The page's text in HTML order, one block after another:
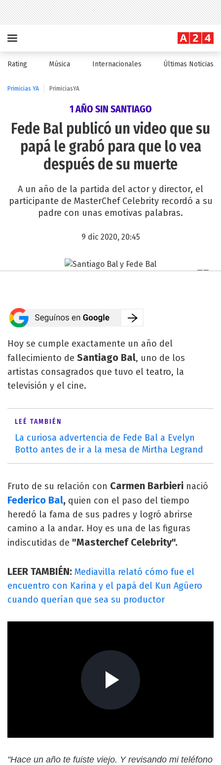
Rating Música Internacionales Últimas Noticias
Primicias YA PrimiciasYA
1 AÑO SIN SANTIAGO
Fede Bal publicó un video que su
papá le grabó para que lo vea
después de su muerte
A un año de la partida del actor y director, el
participante de MasterChef Celebrity recordó a su
padre con unas emotivas palabras.
9 dic 2020, 20:45
Hoy se cumple exactamente un año del
fallecimiento de Santiago Bal, uno de los
artistas consagrados que tuvo el teatro, la
televisión y el cine.
LEÉ TAMBIÉN
La curiosa advertencia de Fede Bal a Evelyn
Botto antes de ir a la mesa de Mirtha Legrand
Fruto de su relación con Carmen Barbieri nació
Federico Bal, quien con el paso del tiempo
heredó la fama de sus padres y logró abrirse
camino a la andar. Hoy es una de las figuras
indiscutidas de "Masterchef Celebrity".
LEER TAMBIÉN: Mediavilla relató cómo fue el
encuentro con Karina y el papá del Kun Agüero
cuando querían que sea su productor
"Hace un año te fuiste viejo. Y revisando mi teléfono